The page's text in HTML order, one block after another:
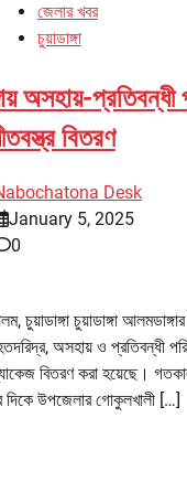
জেলার খবর
চুয়াডাঙ্গা
অসহায়-প্রতিবন্ধী
বিতরণ
Desk
January 5, 2025
0
চুয়াডাঙ্গা চুয়াডাঙ্গা আলমডাঙ্গার
অসহায় ও প্রতিবন্ধী
বিতরণ করা হয়েছে।
দিকে উপজেলার গোকুলখালী […]